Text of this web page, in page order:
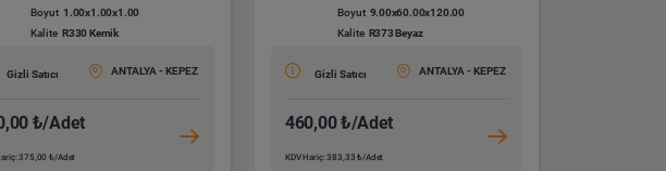
Boyut 1.00x1.00x1.00
Kalite R330 Kemik
Gizli Satıcı ANTALYA - KEPEZ
₺/Adet
375,00 ₺/Adet
Boyut 9.00x60.00x120.00
Kalite R373 Beyaz
Gizli Satıcı ANTALYA - KEPEZ
460,00 ₺/Adet
KDV Hariç: 383,33 ₺/Adet